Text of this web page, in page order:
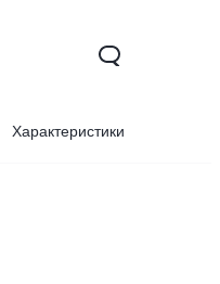
Характеристики